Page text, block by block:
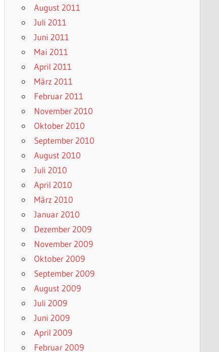
August 2011
Juli 2011
Juni 2011
Mai 2011
April 2011
März 2011
Februar 2011
November 2010
Oktober 2010
September 2010
August 2010
Juli 2010
April 2010
März 2010
Januar 2010
Dezember 2009
November 2009
Oktober 2009
September 2009
August 2009
Juli 2009
Juni 2009
April 2009
Februar 2009